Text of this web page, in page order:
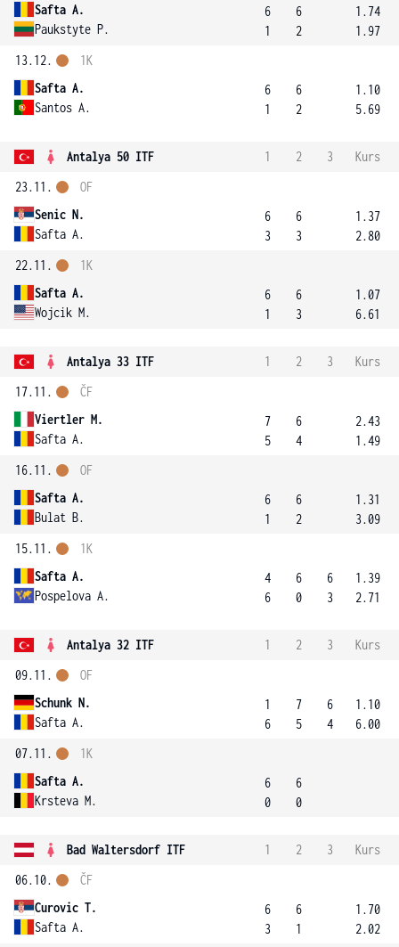
Safta A.
Paukstyte P.
6
1
6
2
1.74
1.97
13.12.
Safta A.
Santos A.
1K
6
1
6
2
1.10
5.69
Antalya 50 ITF 1 2 3
Kurs
23.11.
Senic N.
Safta A.
OF
6
3
6
3
1.37
2.80
22.11.
Safta A.
Wojcik M.
1K
6
1
6
3
1.07
6.61
Antalya 33 ITF 1 2 3
Kurs
17.11.
Viertler M.
Safta A.
ČF
7
5
6
4
2.43
1.49
16.11.
Safta A.
Bulat B.
OF
6
1
6
2
1.31
3.09
15.11.
Safta A.
Pospelova A.
1K
4
6
6
0
6
3
1.39
2.71
Antalya 32 ITF 1 2 3
Kurs
09.11.
Schunk N.
Safta A.
OF
1
6
7
5
6
4
1.10
6.00
07.11.
Safta A.
Krsteva M.
1K
6
0
6
0
Bad Waltersdorf ITF 1 2 3
Kurs
06.10.
Curovic T.
Safta A.
ČF
6
3
6
1
1.70
2.02